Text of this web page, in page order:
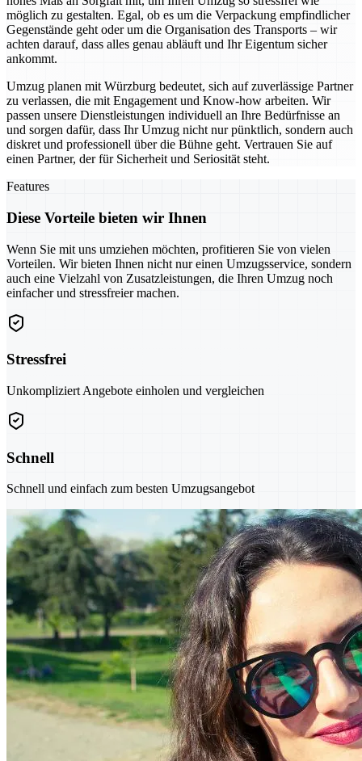
möglich zu gestalten. Egal, ob es um die Verpackung empfindlicher
Gegenstände geht oder um die Organisation des Transports – wir
achten darauf, dass alles genau abläuft und Ihr Eigentum sicher
ankommt.
Umzug planen mit Würzburg bedeutet, sich auf zuverlässige Partner
zu verlassen, die mit Engagement und Know-how arbeiten. Wir
passen unsere Dienstleistungen individuell an Ihre Bedürfnisse an
und sorgen dafür, dass Ihr Umzug nicht nur pünktlich, sondern auch
diskret und professionell über die Bühne geht. Vertrauen Sie auf
einen Partner, der für Sicherheit und Seriosität steht.
Features
Diese Vorteile bieten wir Ihnen
Wenn Sie mit uns umziehen möchten, profitieren Sie von vielen
Vorteilen. Wir bieten Ihnen nicht nur einen Umzugsservice, sondern
auch eine Vielzahl von Zusatzleistungen, die Ihren Umzug noch
einfacher und stressfreier machen.
Stressfrei
Unkompliziert Angebote einholen und vergleichen
Schnell
Schnell und einfach zum besten Umzugsangebot